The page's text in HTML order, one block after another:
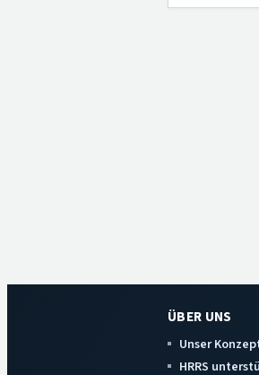
ÜBER UNS
Unser
HRRS